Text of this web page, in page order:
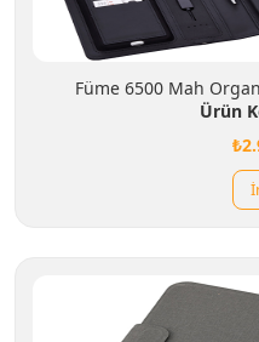
Füme 6500 Mah
Ürün